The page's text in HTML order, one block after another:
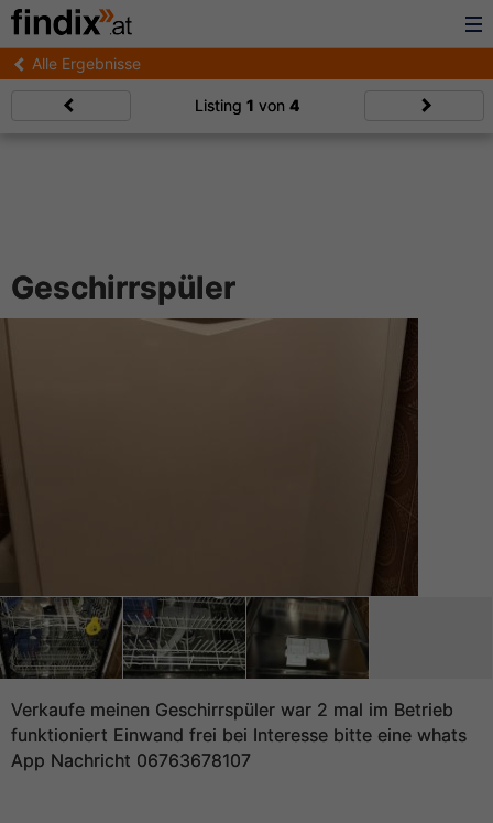
Alle Ergebnisse
Listing 1 von 4
Geschirrspüler
Verkaufe meinen Geschirrspüler war 2 mal im Betrieb
funktioniert Einwand frei bei Interesse bitte eine whats
App Nachricht 06763678107